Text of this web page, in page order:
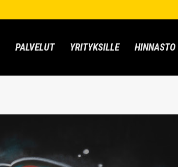
PALVELUT YRITYKSILLE HINNASTO